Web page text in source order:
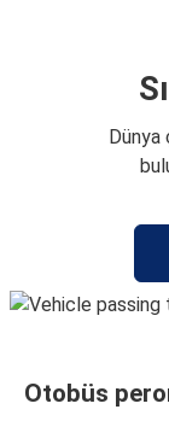
Dünya
Otobüs